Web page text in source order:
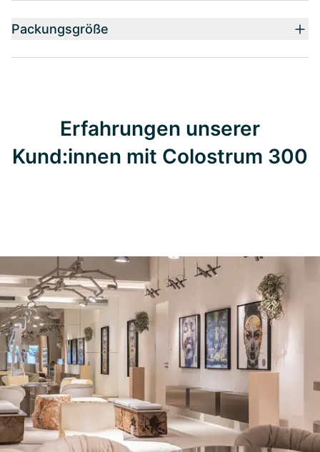
Packungsgröße
Erfahrungen unserer
Kund:innen mit Colostrum 300